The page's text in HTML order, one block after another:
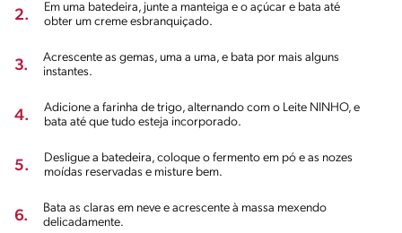
2.
Em uma batedeira, junte a manteiga e o açúcar e bata até
obter um creme esbranquiçado.
3.
Acrescente as gemas, uma a uma, e bata por mais alguns
instantes.
4.
Adicione a farinha de trigo, alternando com o Leite NINHO, e
bata até que tudo esteja incorporado.
5.
Desligue a batedeira, coloque o fermento em pó e as nozes
moídas reservadas e misture bem.
6.
Bata as claras em neve e acrescente à massa mexendo
delicadamente.